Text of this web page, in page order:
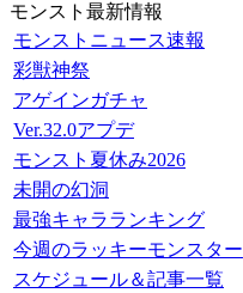
モンスト最新情報
モンストニュース速報
彩獣神祭
アゲインガチャ
Ver.32.0アプデ
モンスト夏休み2026
未開の幻洞
最強キャラランキング
今週のラッキーモンスター
スケジュール＆記事一覧